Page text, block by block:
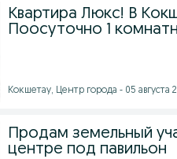
Квартира Люкс! В
Поосуточно 1
Кокшетау, Центр города - 05 августа
Продам земельный
центре под павильон